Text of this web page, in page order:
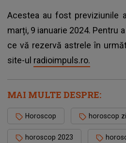
Acestea au fost previziunile
marți, 9 ianuarie 2024. Pentru
ce vă rezervă astrele în
site-ul radioimpuls.ro.
MAI MULTE DESPRE:
Horoscop horoscop
horoscop 2023